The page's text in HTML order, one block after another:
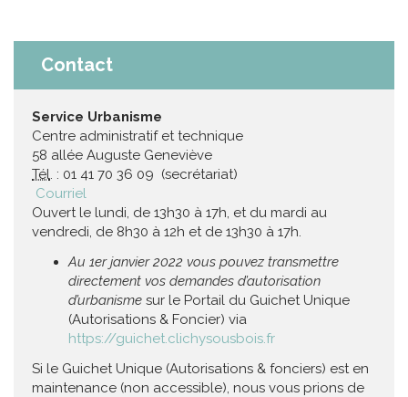
Contact
Service Urbanisme
Centre administratif et technique
58 allée Auguste Geneviève
Tél. : 01 41 70 36 09 (secrétariat)
Courriel
Ouvert le lundi, de 13h30 à 17h, et du mardi au
vendredi, de 8h30 à 12h et de 13h30 à 17h.
Au 1er janvier 2022 vous pouvez transmettre
directement vos demandes d’autorisation
d’urbanisme sur le Portail du Guichet Unique
(Autorisations & Foncier) via
https://guichet.clichysousbois.fr
Si le Guichet Unique (Autorisations & fonciers) est en
maintenance (non accessible), nous vous prions de